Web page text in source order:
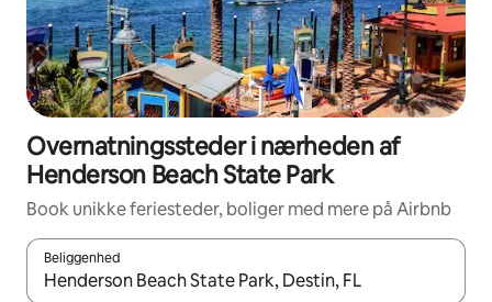
Overnatningssteder i nærheden af
Henderson Beach State Park
Book unikke feriesteder, boliger med mere på Airbnb
Beliggenhed
Når resultaterne er tilgængelige, skal du navigere med